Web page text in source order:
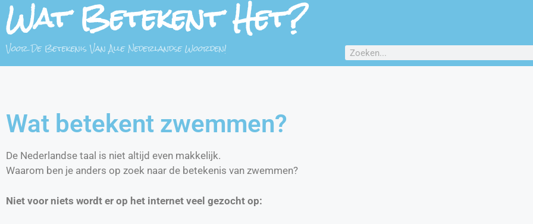
Wat Betekent Het?
Voor De Betekenis Van Alle Nederlandse Woorden!
Wat betekent zwemmen?
De Nederlandse taal is niet altijd even makkelijk.
Waarom ben je anders op zoek naar de betekenis van zwemmen?
Niet voor niets wordt er op het internet veel gezocht op: